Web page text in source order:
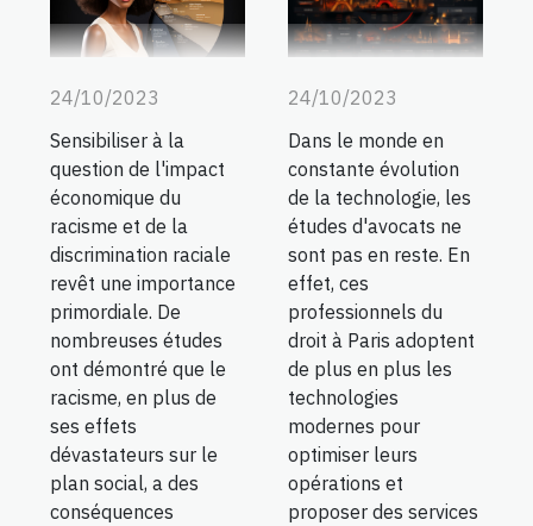
24/10/2023
Sensibiliser à la
question de l'impact
économique du
racisme et de la
discrimination raciale
revêt une importance
primordiale. De
nombreuses études
ont démontré que le
racisme, en plus de
ses effets
dévastateurs sur le
plan social, a des
conséquences
24/10/2023
Dans le monde en
constante évolution
de la technologie, les
études d'avocats ne
sont pas en reste. En
effet, ces
professionnels du
droit à Paris adoptent
de plus en plus les
technologies
modernes pour
optimiser leurs
opérations et
proposer des services